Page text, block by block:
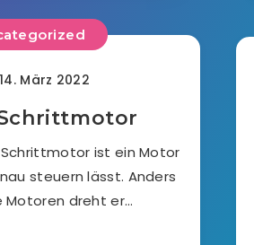
14. März 2022
Schrittmotor
ist ein Motor
steuern lässt. Anders
Motoren dreht er…